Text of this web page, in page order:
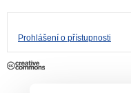
Prohlášení o přístupnosti